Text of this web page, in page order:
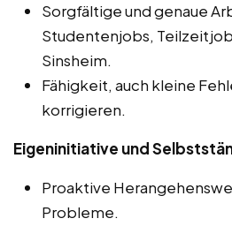
Sorgfältige und genaue
Studentenjobs,
Sinsheim.
Fähigkeit, auch kleine
korrigieren.
Eigeninitiative und
Proaktive
Probleme.